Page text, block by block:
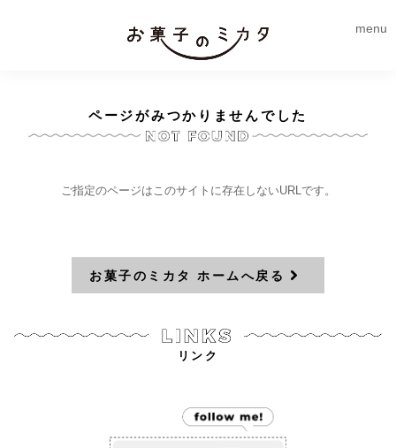
menu
ページがみつかりませんでした
ご指定のページはこのサイトに存在しないURLです。
お菓子のミカタ ホームへ戻る
リンク